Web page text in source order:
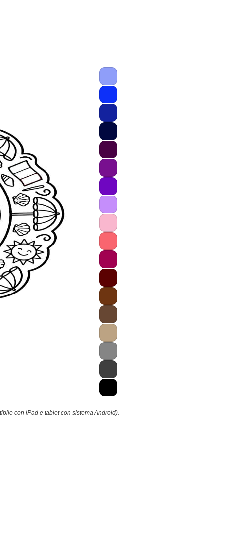
con iPad e tablet con sistema Android).